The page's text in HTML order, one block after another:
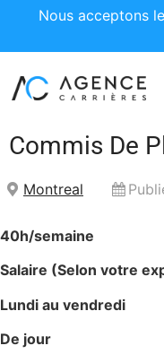
Nous acceptons
Commis De
Montreal
40h/semaine
Salaire (Selon votre
Lundi au vendredi
De jour